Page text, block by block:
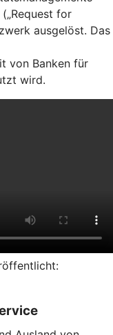
for
ausgelöst. Das
von Banken für
wird.